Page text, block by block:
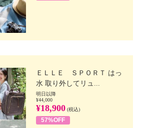
ＥＬＬＥ ＳＰＯＲＴ はっ
水 取り外してリュ...
明日以降
¥44,000
¥18,900 (税込)
57%OFF